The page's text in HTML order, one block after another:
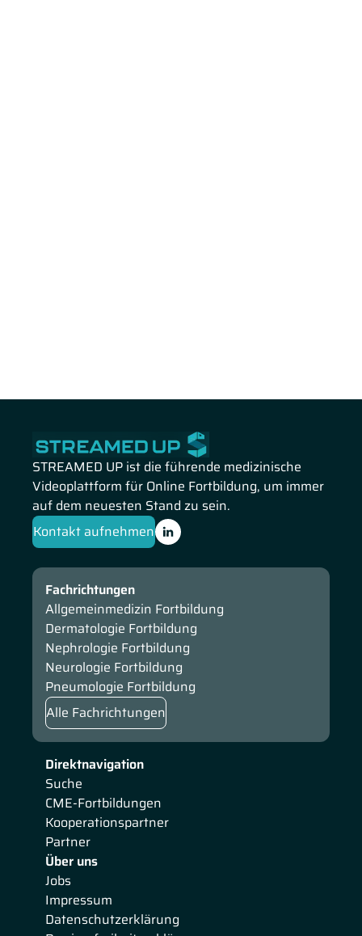
STREAMED UP ist die führende medizinische
Videoplattform für Online Fortbildung, um immer
auf dem neuesten Stand zu sein.
Kontakt aufnehmen
Direktnavigation
Suche
CME-Fortbildungen
Kooperationspartner
Partner
Über uns
Jobs
Impressum
Datenschutzerklärung
Fachrichtungen
Allgemeinmedizin Fortbildung
Dermatologie Fortbildung
Nephrologie Fortbildung
Neurologie Fortbildung
Pneumologie Fortbildung
Alle Fachrichtungen